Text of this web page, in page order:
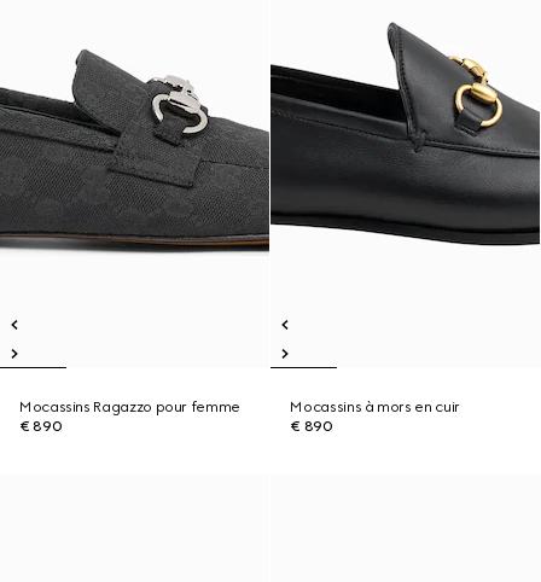
Mocassins Ragazzo pour femme
€ 890
Mocassins à mors en cuir
€ 890